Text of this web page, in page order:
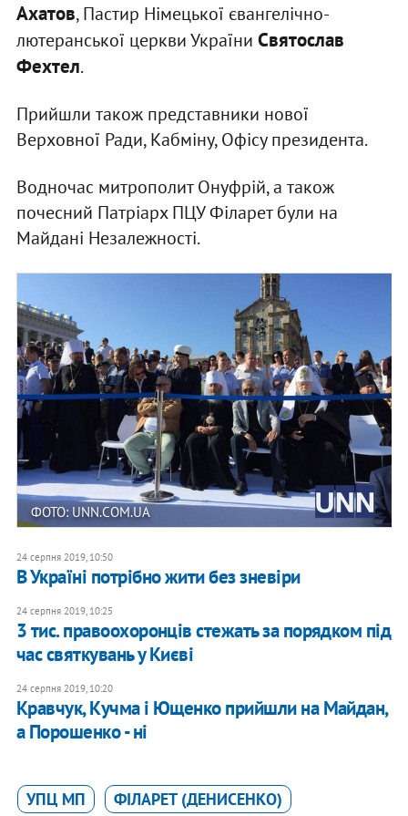
Ахатов, Пастир Німецької євангелічно-
лютеранської церкви України Святослав
Фехтел.
Прийшли також представники нової
Верховної Ради, Кабміну, Офісу президента.
Водночас митрополит Онуфрій, а також
почесний Патріарх ПЦУ Філарет були на
Майдані Незалежності.
ФОТО: UNN.COM.UA
24 серпня 2019, 10:50
​В Україні потрібно жити без зневіри
24 серпня 2019, 10:25
3 тис. правоохоронців стежать за порядком під
час святкувань у Києві
24 серпня 2019, 10:20
Кравчук, Кучма і Ющенко прийшли на Майдан,
а Порошенко - ні
УПЦ МП
ФІЛАРЕТ (ДЕНИСЕНКО)